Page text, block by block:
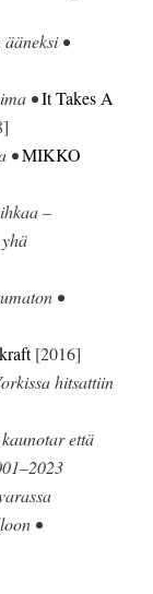
•
•It Takes A
•MIKKO
–
•
[2016]
hitsattiin
että
•